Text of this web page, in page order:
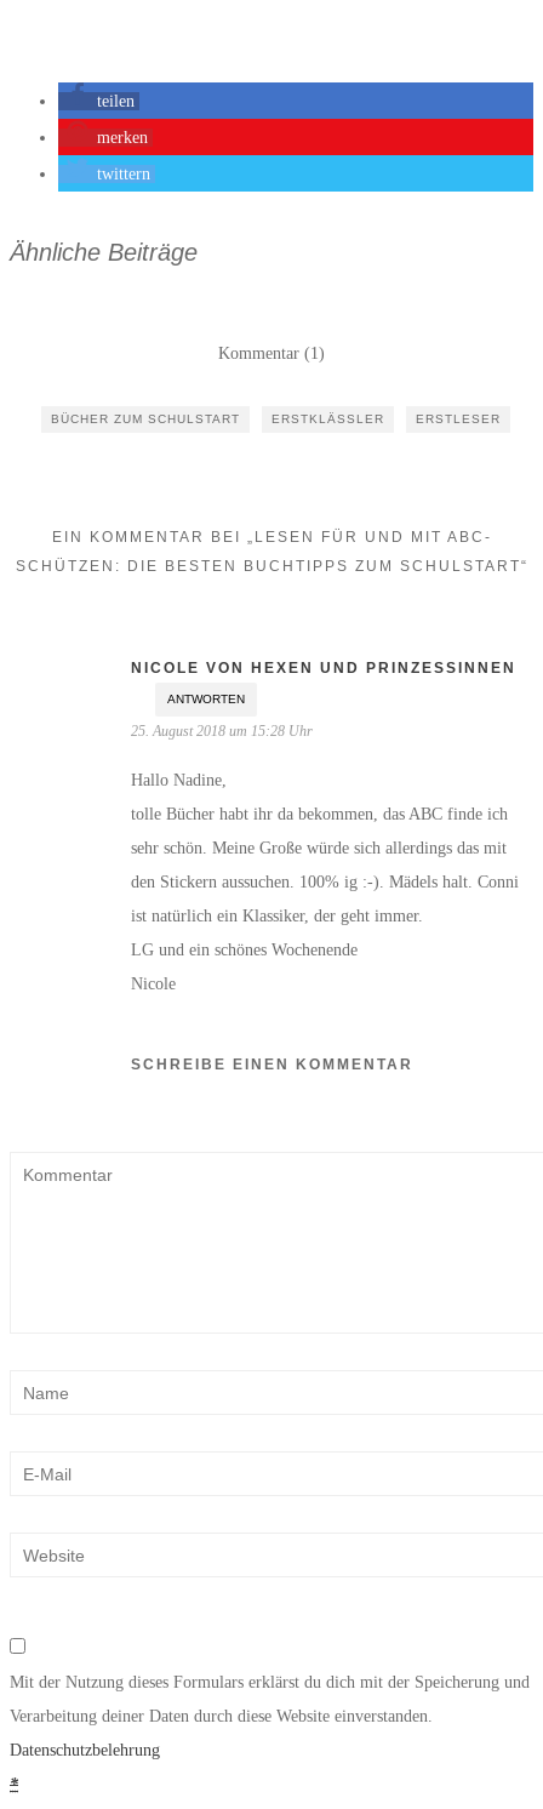
teilen
merken
twittern
Ähnliche Beiträge
Kommentar (1)
BÜCHER ZUM SCHULSTART ERSTKLÄSSLER ERSTLESER
EIN KOMMENTAR BEI „LESEN FÜR UND MIT ABC-
SCHÜTZEN: DIE BESTEN BUCHTIPPS ZUM SCHULSTART“
NICOLE VON HEXEN UND PRINZESSINNEN
ANTWORTEN
25. August 2018 um 15:28 Uhr
Hallo Nadine,
tolle Bücher habt ihr da bekommen, das ABC finde ich
sehr schön. Meine Große würde sich allerdings das mit
den Stickern aussuchen. 100% ig :-). Mädels halt. Conni
ist natürlich ein Klassiker, der geht immer.
LG und ein schönes Wochenende
Nicole
SCHREIBE EINEN KOMMENTAR
Mit der Nutzung dieses Formulars erklärst du dich mit der Speicherung und
Verarbeitung deiner Daten durch diese Website einverstanden.
Datenschutzbelehrung
*